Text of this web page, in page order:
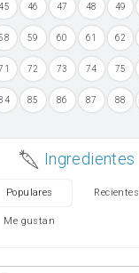
46 47 48 49
59 60 61 62
72 73 74 75
85 86 87 88
Ingredientes
Populares Recientes
Me gustan